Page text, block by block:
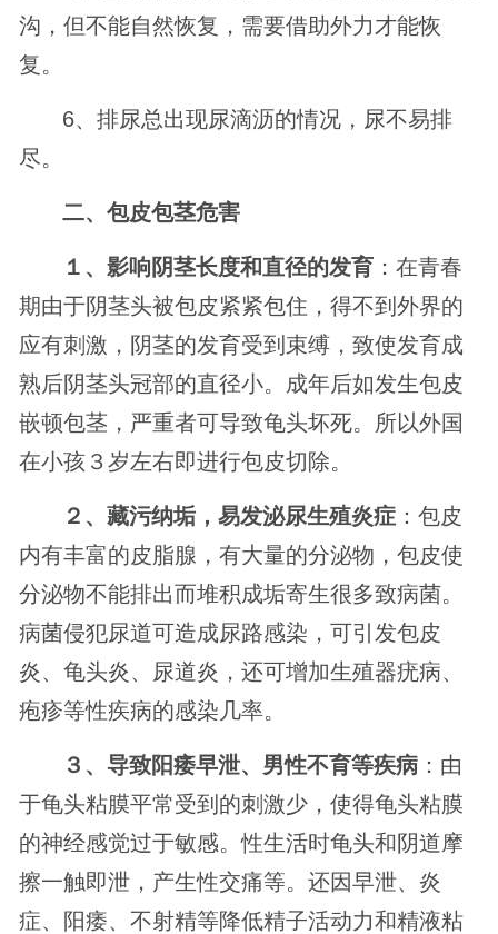
沟，但不能自然恢复，需要借助外力才能恢
复。
6、排尿总出现尿滴沥的情况，尿不易排
尽。
二、包皮包茎危害
１、影响阴茎长度和直径的发育：在青春
期由于阴茎头被包皮紧紧包住，得不到外界的
应有刺激，阴茎的发育受到束缚，致使发育成
熟后阴茎头冠部的直径小。成年后如发生包皮
嵌顿包茎，严重者可导致龟头坏死。所以外国
在小孩３岁左右即进行包皮切除。
２、藏污纳垢，易发泌尿生殖炎症：包皮
内有丰富的皮脂腺，有大量的分泌物，包皮使
分泌物不能排出而堆积成垢寄生很多致病菌。
病菌侵犯尿道可造成尿路感染，可引发包皮
炎、龟头炎、尿道炎，还可增加生殖器疣病、
疱疹等性疾病的感染几率。
３、导致阳痿早泄、男性不育等疾病：由
于龟头粘膜平常受到的刺激少，使得龟头粘膜
的神经感觉过于敏感。性生活时龟头和阴道摩
擦一触即泄，产生性交痛等。还因早泄、炎
症、阳痿、不射精等降低精子活动力和精液粘